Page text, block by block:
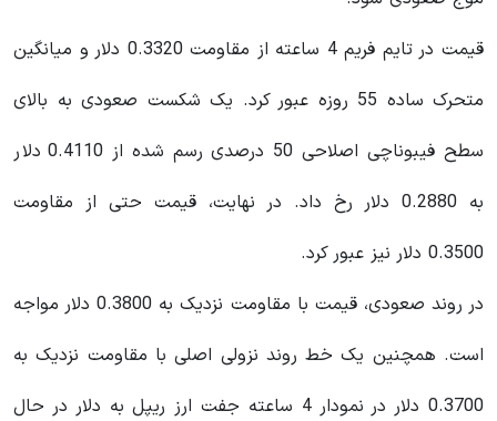
قیمت در تایم فریم 4 ساعته از مقاومت 0.3320 دلار و میانگین
متحرک ساده 55 روزه عبور کرد. یک شکست صعودی به بالای
سطح فیبوناچی اصلاحی 50 درصدی رسم شده از 0.4110 دلار
به 0.2880 دلار رخ داد. در نهایت، قیمت حتی از مقاومت
0.3500 دلار نیز عبور کرد.
در روند صعودی، قیمت با مقاومت نزدیک به 0.3800 دلار مواجه
است. همچنین یک خط روند نزولی اصلی با مقاومت نزدیک به
0.3700 دلار در نمودار 4 ساعته جفت ارز ریپل به دلار در حال